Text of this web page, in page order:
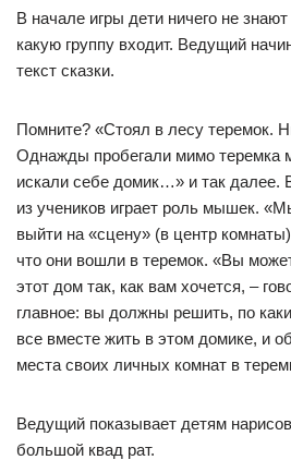
В начале игры дети ничего не
какую группу входит. Ведущий
текст сказки.
Помните? «Стоял в лесу теремок.
Однажды пробегали мимо
искали себе домик…» и так далее.
из учеников играет роль мышек.
выйти на «сцену» (в центр
что они вошли в теремок. «Вы
этот дом так, как вам хочется, –
главное: вы должны решить, по
все вместе жить в этом домике, и
места своих личных комнат в
Ведущий показывает детям
большой квад рат.